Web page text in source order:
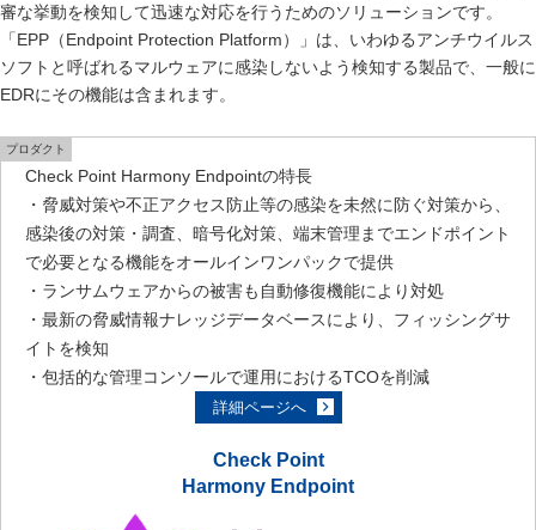
審な挙動を検知して迅速な対応を行うためのソリューションです。
「EPP（Endpoint Protection Platform）」は、いわゆるアンチウイルス
ソフトと呼ばれるマルウェアに感染しないよう検知する製品で、一般に
EDRにその機能は含まれます。
プロダクト
Check Point Harmony Endpointの特長
・脅威対策や不正アクセス防止等の感染を未然に防ぐ対策から、
感染後の対策・調査、暗号化対策、端末管理までエンドポイント
で必要となる機能をオールインワンパックで提供
・ランサムウェアからの被害も自動修復機能により対処
・最新の脅威情報ナレッジデータベースにより、フィッシングサ
イトを検知
・包括的な管理コンソールで運用におけるTCOを削減
詳細ページへ
Check Point
Harmony Endpoint